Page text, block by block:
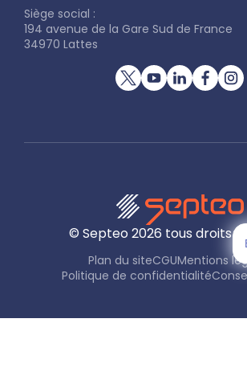
Siège social :
194 avenue de la Gare Sud de France
34970 Lattes
© Septeo 2026 tous droits
Plan du siteCGUMentions
Politique de confidentialité